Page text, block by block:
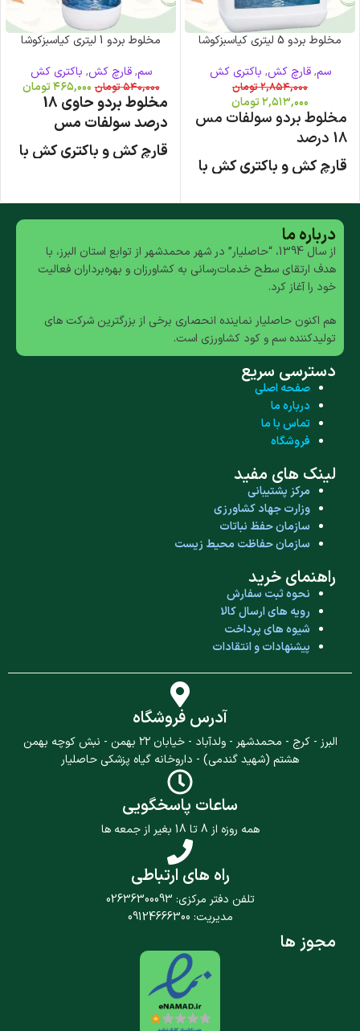
مخلوط بردو 5 لیتری کیاسبزکوشا
سم,قارچ کش, باکتری کش
۲,۸۵۴,۰۰۰تومان
۲,۵۱۳,۰۰۰تومان
مخلوط بردو سولفات مس
18 درصد
قارچ‌ کش و باکتری کش با
پیشگیری و درمان انواع
بیماری های قارچی و
باکتریایی
مخلوط بردو 1 لیتری کیاسبزکوشا
سم,قارچ کش, باکتری کش
۵۴۰,۰۰۰تومان ۴۶۵,۰۰۰تومان
مخلوط بردو حاوی 18
درصد سولفات مس
قارچ‌ کش و باکتری کش با
پیشگیری و درمان انواع
بیماری های قارچی و
درباره ما
از سال 1394، “حاصلیار” در شهر محمدشهر از توابع استان البرز، با
هدف ارتقای سطح خدمات‌رسانی به کشاورزان و بهره‌برداران فعالیت
خود را آغاز کرد.
هم اکنون حاصلیار نماینده انحصاری برخی از بزرگترین شرکت های
تولیدکننده سم و کود کشاورزی است.
دسترسی سریع
صفحه اصلی
درباره ما
تماس با ما
فروشگاه
لینک های مفید
مرکز پشتیبانی
وزارت جهاد کشاورزی
سازمان حفظ نباتات
سازمان حفاظت محیط زیست
راهنمای خرید
نحوه ثبت سفارش
رویه های ارسال کالا
شیوه های پرداخت
پیشنهادات و انتقادات
آدرس فروشگاه
البرز - کرج - محمدشهر - ولدآباد - خیابان ۲۲ بهمن - نبش کوچه بهمن
هشتم (شهید گندمی) - داروخانه گیاه پزشکی حاصلیار
ساعات پاسخگویی
همه روزه از 8 تا 18 بغیر از جمعه ها
راه های ارتباطی
تلفن دفتر مرکزی: 02636300093
مدیریت: 09124666300
مجوز ها